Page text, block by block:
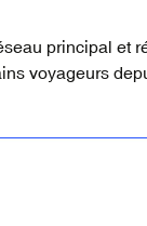
principal et
voyageurs